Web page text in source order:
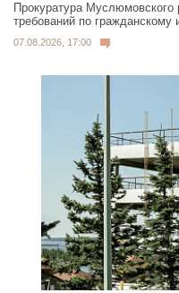
Прокуратура Муслюмовского
требований по
07.08.2026, 17:00